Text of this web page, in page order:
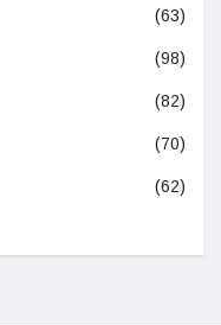
(63)
(98)
(82)
(70)
(62)